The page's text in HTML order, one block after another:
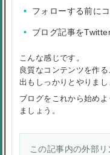
フォローする前に
ブログ記事を
こんな感じです。
良質なコンテンツを作
出もしっかりとやりまし
ブログをこれから始め
ましょう。
この記事内の外部